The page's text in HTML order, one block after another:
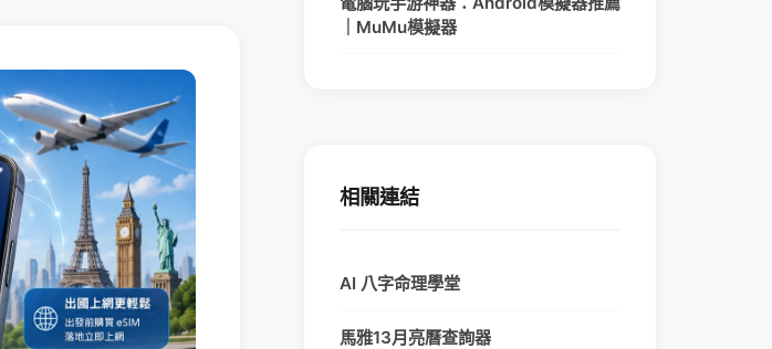
｜MuMu模擬器
相關連結
AI 八字命理學堂
馬雅13月亮曆查詢器